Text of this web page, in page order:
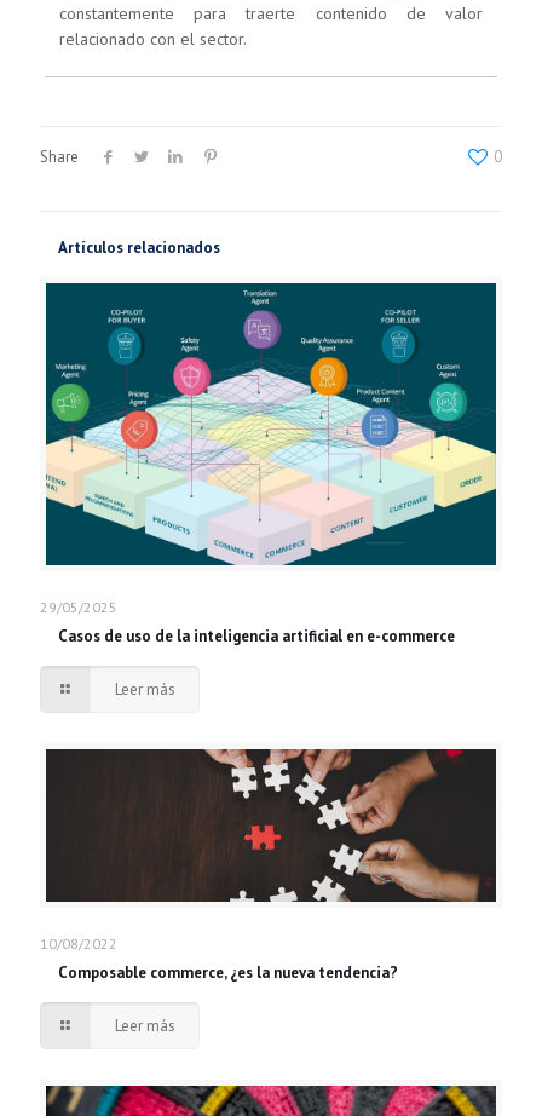
constantemente para traerte contenido de valor
relacionado con el sector.
Share 0
Artículos relacionados
29/05/2025
Casos de uso de la inteligencia artificial en e-commerce
Leer más
10/08/2022
Composable commerce, ¿es la nueva tendencia?
Leer más